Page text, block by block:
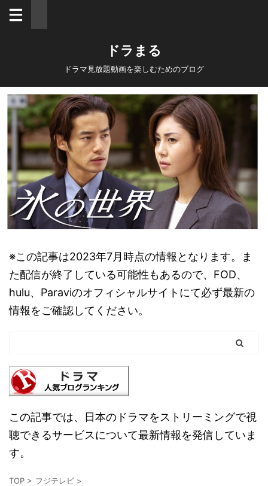
ドラまる
ドラマ見放題動画を楽しむためのブログ
※この記事は2023年7月時点の情報となります。ま
た配信が終了している可能性もあるので、FOD、
hulu、Paraviのオフィシャルサイトにて必ず最新の
情報をご確認してください。
この記事では、日本のドラマをストリーミングで視
聴できるサービスについて最新情報を発信していま
す。
TOP > フジテレビ >